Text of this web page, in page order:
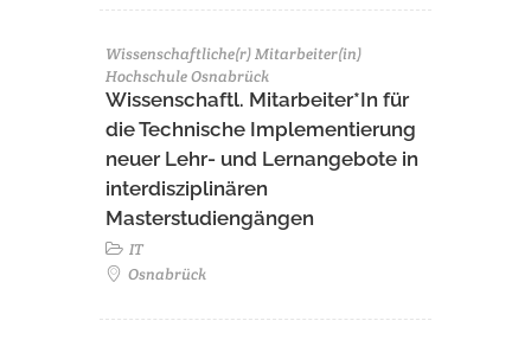
Wissenschaftliche(r) Mitarbeiter(in)
Hochschule Osnabrück
Wissenschaftl. Mitarbeiter*In für
die Technische Implementierung
neuer Lehr- und Lernangebote in
interdisziplinären
Masterstudiengängen
IT
Osnabrück